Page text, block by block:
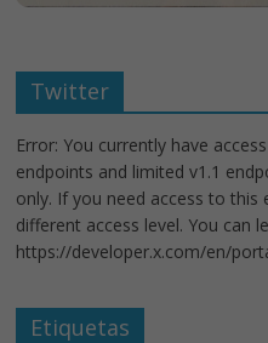
Twitter
Error: You currently have
endpoints and limited v1.1
only. If you need access to this
different access level. You can
https://developer.x.com/en/
Etiquetas